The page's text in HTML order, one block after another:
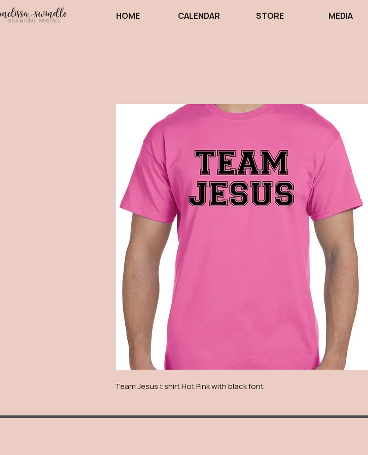
HOME CALENDAR STORE MEDIA
Team Jesus t shirt Hot Pink with black font